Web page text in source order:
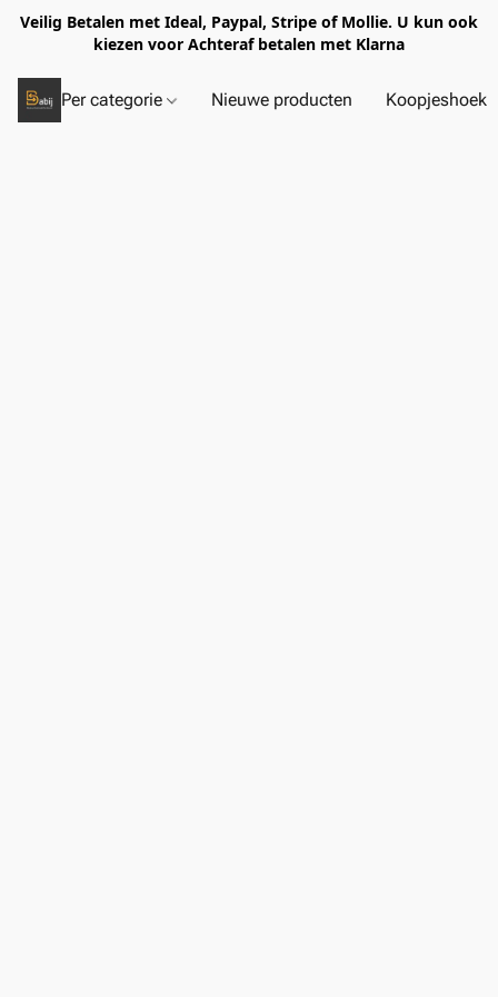
Veilig Betalen met Ideal, Paypal, Stripe of Mollie. U kun ook
kiezen voor Achteraf betalen met Klarna
Per categorie Nieuwe producten Koopjeshoek